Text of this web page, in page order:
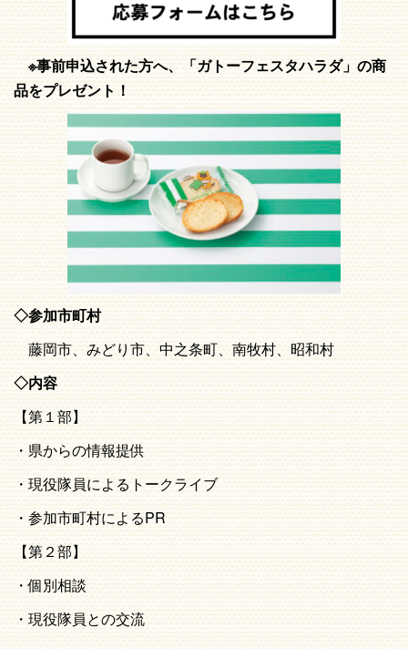
※事前申込された方へ、「ガトーフェスタハラダ」の商
品をプレゼント！
◇参加市町村
藤岡市、みどり市、中之条町、南牧村、昭和村
◇内容
【第１部】
・県からの情報提供
・現役隊員によるトークライブ
・参加市町村によるPR
【第２部】
・個別相談
・現役隊員との交流